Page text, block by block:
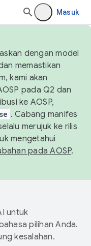
Masuk
dengan model
memastikan
kami akan
pada Q2 dan
ke AOSP,
. Cabang manifes
merujuk ke rilis
mengetahui
pada AOSP.
untuk
pilihan Anda.
kesalahan.